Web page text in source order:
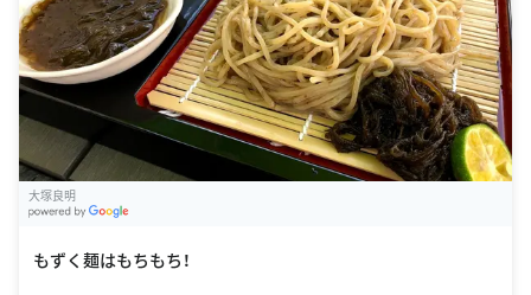
大塚良明
もずく麺はもちもち！